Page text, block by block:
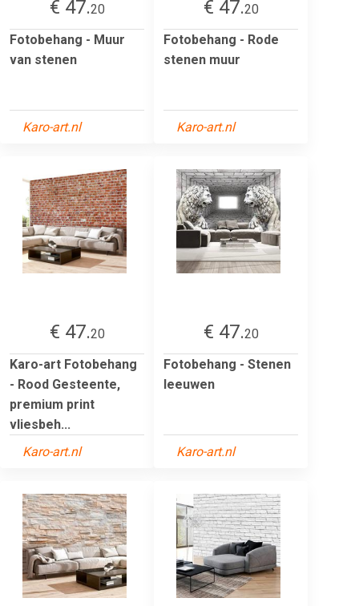
€ 47.20
Fotobehang - Muur
van stenen
Karo-art.nl
€ 47.20
Fotobehang - Rode
stenen muur
Karo-art.nl
€ 47.20
Karo-art Fotobehang
- Rood Gesteente,
premium print
vliesbeh...
Karo-art.nl
€ 47.20
Fotobehang - Stenen
leeuwen
Karo-art.nl